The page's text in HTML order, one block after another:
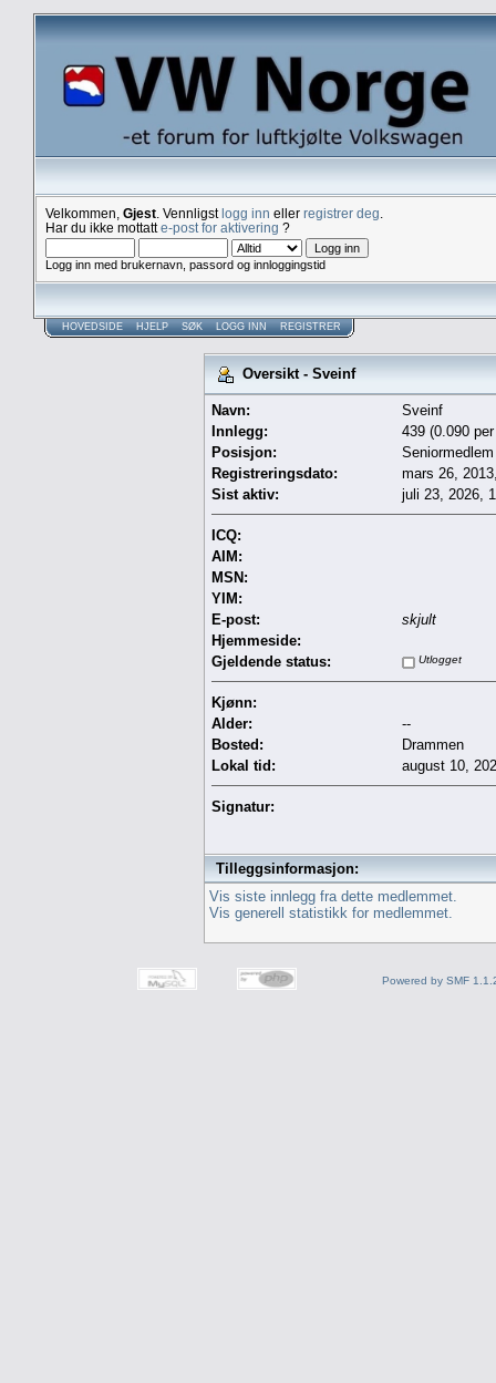
Velkommen, Gjest . Vennligstlogg inn eller registrer deg
Har du ikke mottatte-post for aktivering ?
Logg inn med brukernavn, passord og innloggingstid
HOVEDSIDE HJELP SØK LOGG INN REGISTRER
Oversikt - Sveinf
Navn:
Sveinf
Innlegg:
439 (0.090
Posisjon:
Seniormedlem
Registreringsdato:
mars 26,
Sist aktiv:
juli 23, 2026,
ICQ:
AIM:
MSN:
YIM:
E-post:
skjult
Hjemmeside:
Gjeldende status:
Utlogget
Kjønn:
Alder:
--
Bosted:
Drammen
Lokal tid:
august 10,
Signatur:
Tilleggsinformasjon:
Vis siste innlegg fra dette medlemmet.
Vis generell statistikk for medlemmet.
Powered by SMF